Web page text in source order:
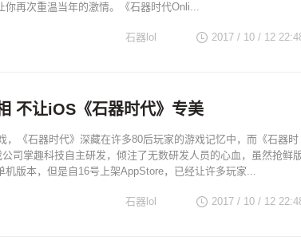
你再次重温当年的激情。《石器时代Onli...
2017 / 10 / 12
石器lol
不让iOS《石器时代》专美
，《石器时代》深藏在许多80后玩家的游戏记忆中，而《石器时
司掌趣科技自主研发，倾注了无数研发人员的心血，虽然抢鲜
机版本，但是自16号上架AppStore，已经让许多玩家...
2017 / 10 / 12
石器lol